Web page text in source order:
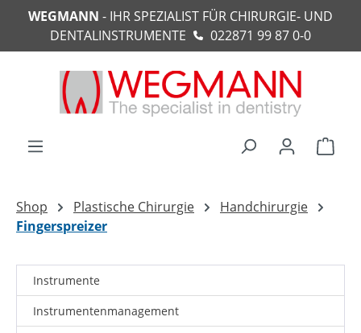
springen
WEGMANN - IHR SPEZIALIST FÜR CHIRURGIE- UND
DENTALINSTRUMENTE
022871 99 87 0-0
Shop Plastische Chirurgie
Handchirurgie
Fingerspreizer
Instrumente
Instrumentenmanagement